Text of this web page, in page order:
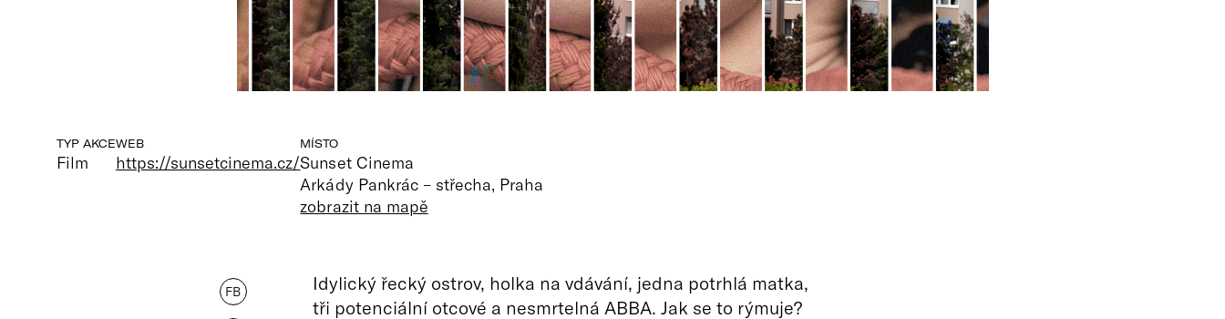
TYP AKCE
Film
WEB
https://sunsetcinema.cz/
MÍSTO
Sunset Cinema
Arkády Pankrác – střecha, Praha
zobrazit na mapě
FB
Idylický řecký ostrov, holka na vdávání, jedna potrhlá matka,
tři potenciální otcové a nesmrtelná ABBA. Jak se to rýmuje?